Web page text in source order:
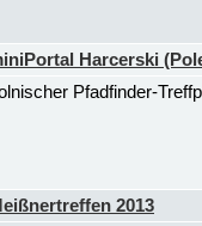
Harcerski
Pfadfinder-
2013